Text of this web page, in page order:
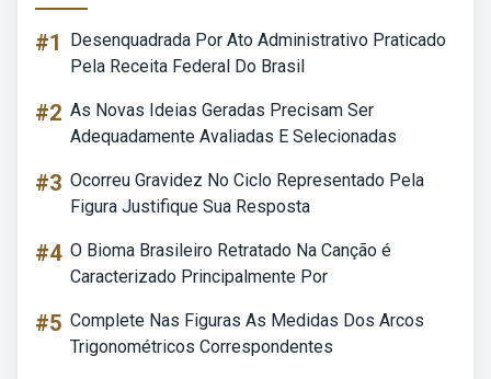
#1
Desenquadrada Por Ato Administrativo Praticado
Pela Receita Federal Do Brasil
#2 As Novas Ideias Geradas Precisam Ser
Adequadamente Avaliadas E Selecionadas
#3 Ocorreu Gravidez No Ciclo Representado Pela
Figura Justifique Sua Resposta
#4 O Bioma Brasileiro Retratado Na Canção é
Caracterizado Principalmente Por
#5 Complete Nas Figuras As Medidas Dos Arcos
Trigonométricos Correspondentes